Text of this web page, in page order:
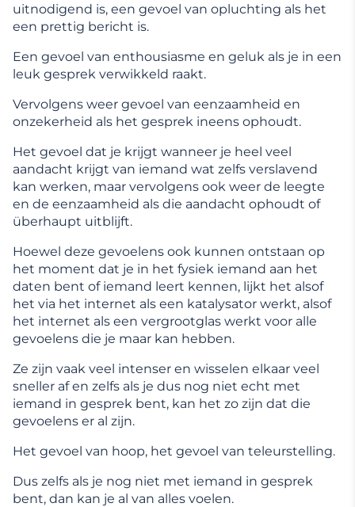
uitnodigend is, een gevoel van opluchting als het
een prettig bericht is.
Een gevoel van enthousiasme en geluk als je in een
leuk gesprek verwikkeld raakt.
Vervolgens weer gevoel van eenzaamheid en
onzekerheid als het gesprek ineens ophoudt.
Het gevoel dat je krijgt wanneer je heel veel
aandacht krijgt van iemand wat zelfs verslavend
kan werken, maar vervolgens ook weer de leegte
en de eenzaamheid als die aandacht ophoudt of
überhaupt uitblijft.
Hoewel deze gevoelens ook kunnen ontstaan op
het moment dat je in het fysiek iemand aan het
daten bent of iemand leert kennen, lijkt het alsof
het via het internet als een katalysator werkt, alsof
het internet als een vergrootglas werkt voor alle
gevoelens die je maar kan hebben.
Ze zijn vaak veel intenser en wisselen elkaar veel
sneller af en zelfs als je dus nog niet echt met
iemand in gesprek bent, kan het zo zijn dat die
gevoelens er al zijn.
Het gevoel van hoop, het gevoel van teleurstelling.
Dus zelfs als je nog niet met iemand in gesprek
bent, dan kan je al van alles voelen.